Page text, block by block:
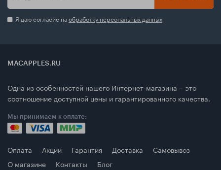
Я даю согласие наобработку персональных данных
MACAPPLES.RU
Одна из особенностей нашего Интернет-магазина – это
соотношение доступной цены и гарантированного качества.
Мы принимаем к оплате:
Оплата Акции Гарантия Доставка
Самовывоз
О магазине
Контакты
Блог